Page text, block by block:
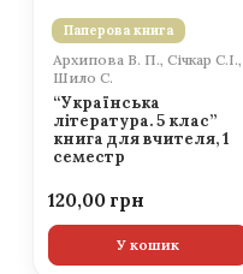
Паперова книга
Архипова В. П., Січкар С.І.,
Шило С.
“Українська
література. 5 клас”
книга для вчителя, 1
семестр
120,00
У кошик